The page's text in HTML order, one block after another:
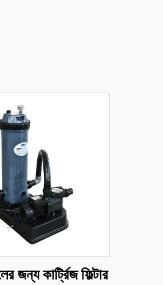
জন্য কার্ট্রিজ ফিল্টার